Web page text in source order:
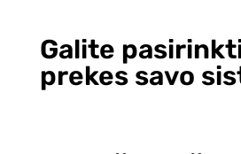
Galite
prekes savo